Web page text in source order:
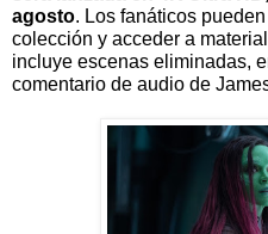
agosto. Los fanáticos
colección y acceder a
incluye escenas eliminadas,
comentario de audio de